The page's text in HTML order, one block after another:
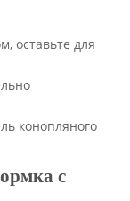
оставьте для
конопляного
с